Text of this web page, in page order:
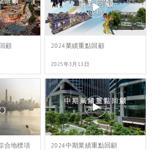
顧 2024業績重點回顧
2025年3月13日
合地標項
2024中期業績重點回顧